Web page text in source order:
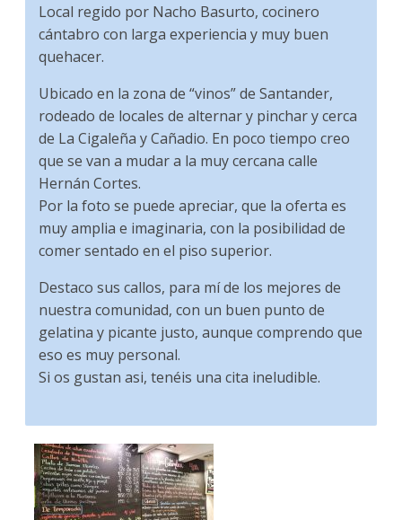
Local regido por Nacho Basurto, cocinero
cántabro con larga experiencia y muy buen
quehacer.
Ubicado en la zona de “vinos” de Santander,
rodeado de locales de alternar y pinchar y cerca
de La Cigaleña y Cañadio. En poco tiempo creo
que se van a mudar a la muy cercana calle
Hernán Cortes.
Por la foto se puede apreciar, que la oferta es
muy amplia e imaginaria, con la posibilidad de
comer sentado en el piso superior.
Destaco sus callos, para mí de los mejores de
nuestra comunidad, con un buen punto de
gelatina y picante justo, aunque comprendo que
eso es muy personal.
Si os gustan asi, tenéis una cita ineludible.